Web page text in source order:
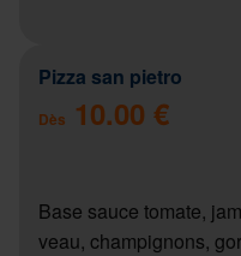
Pizza san pietro
Dès 10.00 €
Base sauce tomate,
veau, champignons,